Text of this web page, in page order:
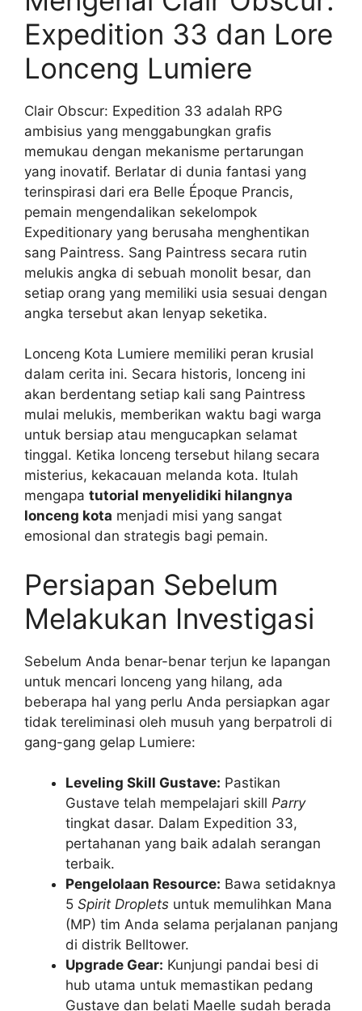
Expedition 33 dan Lore
Lonceng Lumiere
Clair Obscur: Expedition 33 adalah RPG
ambisius yang menggabungkan grafis
memukau dengan mekanisme pertarungan
yang inovatif. Berlatar di dunia fantasi yang
terinspirasi dari era Belle Époque Prancis,
pemain mengendalikan sekelompok
Expeditionary yang berusaha menghentikan
sang Paintress. Sang Paintress secara rutin
melukis angka di sebuah monolit besar, dan
setiap orang yang memiliki usia sesuai dengan
angka tersebut akan lenyap seketika.
Lonceng Kota Lumiere memiliki peran krusial
dalam cerita ini. Secara historis, lonceng ini
akan berdentang setiap kali sang Paintress
mulai melukis, memberikan waktu bagi warga
untuk bersiap atau mengucapkan selamat
tinggal. Ketika lonceng tersebut hilang secara
misterius, kekacauan melanda kota. Itulah
mengapa tutorial menyelidiki hilangnya
lonceng kota menjadi misi yang sangat
emosional dan strategis bagi pemain.
Persiapan Sebelum
Melakukan Investigasi
Sebelum Anda benar-benar terjun ke lapangan
untuk mencari lonceng yang hilang, ada
beberapa hal yang perlu Anda persiapkan agar
tidak tereliminasi oleh musuh yang berpatroli di
gang-gang gelap Lumiere:
Leveling Skill Gustave: Pastikan
Gustave telah mempelajari skill Parry
tingkat dasar. Dalam Expedition 33,
pertahanan yang baik adalah serangan
terbaik.
Pengelolaan Resource: Bawa setidaknya
5 Spirit Droplets untuk memulihkan Mana
(MP) tim Anda selama perjalanan panjang
di distrik Belltower.
Upgrade Gear: Kunjungi pandai besi di
hub utama untuk memastikan pedang
Gustave dan belati Maelle sudah berada